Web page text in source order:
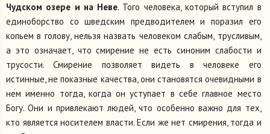
Чудском озере и на Неве. Того человека, который вступил в
единоборство со шведским предводителем и поразил его
копьем в голову, нельзя назвать человеком слабым, трусливым,
а это означает, что смирение не есть синоним слабости и
трусости. Смирение позволяет видеть в человеке его
истинные, не показные качества, они становятся очевидными в
нем именно тогда, когда он уступает в себе главное место
Богу. Они и привлекают людей, что особенно важно для тех,
кто является носителем власти. Если же нет смирения, тогда и